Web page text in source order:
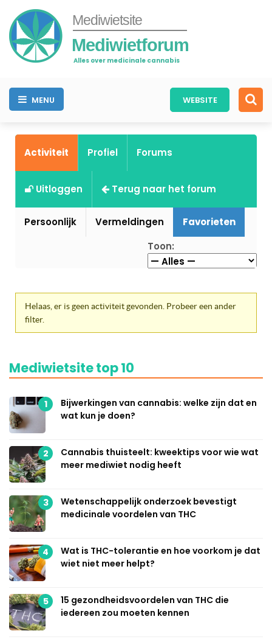
Mediwietsite
Mediwietforum
Alles over medicinale cannabis
MENU WEBSITE
Activiteit Profiel Forums
Uitloggen Terug naar het forum
Persoonlijk Vermeldingen
Favorieten
Toon:
Helaas, er is geen activiteit gevonden. Probeer een ander
filter.
Mediwietsite top 10
1
Bijwerkingen van cannabis: welke zijn dat en
wat kun je doen?
2
Cannabis thuisteelt: kweektips voor wie wat
meer mediwiet nodig heeft
3
Wetenschappelijk onderzoek bevestigt
medicinale voordelen van THC
4
Wat is THC-tolerantie en hoe voorkom je dat
wiet niet meer helpt?
5
15 gezondheidsvoordelen van THC die
iedereen zou moeten kennen